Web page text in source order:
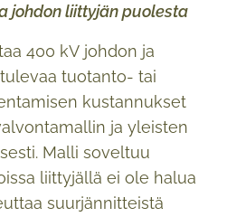
johdon liittyjän puolesta
400 kV johdon ja
tuotanto- tai
kustannukset
ja yleisten
Malli soveltuu
liittyjällä ei ole halua
suurjännitteistä